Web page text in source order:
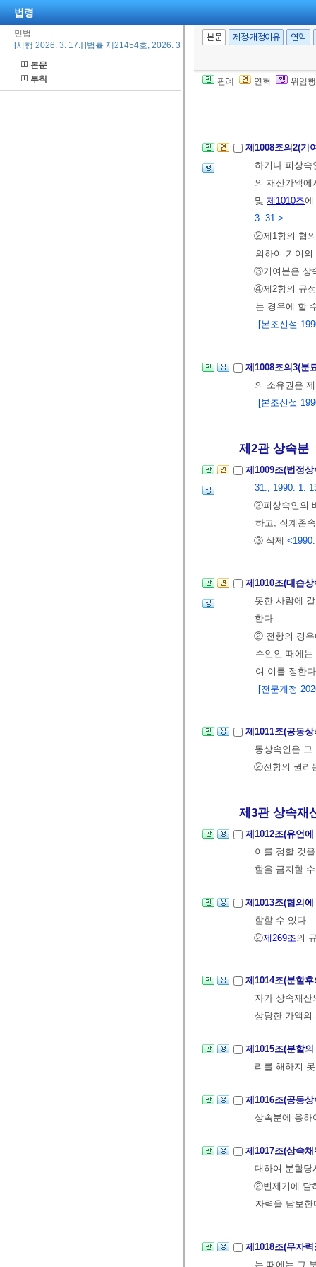
법령
민법
[시행 2026. 3. 17.] [법률 제21454호, 2026. 3. 17., 일부개정]
본문
부칙
본문 제정·개정이유 연혁
판례 연혁 위임
제1008조(특별
다만, 증여나
제1008조의2(기
하거나 피상속
의 재산가액
및 제1010조에
3. 31.>
②제1항의 협
의하여 기여
③기여분은 상
④제2항의 규
는 경우에 할
[본조신설
제1008조의3(분
의 소유권은
[본조신설
제2관 상속분
제1009조(법정
31., 1990. 1.
②피상속인의
하고, 직계존
③ 삭제
제1010조(대습
못한 사람에
한다.
② 전항의 경
수인인 때에
여 이를 정한
[전문개정
제1011조(공동
동상속인은
②전항의 권리
제3관 상속재
제1012조(유언
이를 정할 것
할을 금지할
제1013조(협의
할할 수 있다.
②제269조의
제1014조(분할
자가 상속재
상당한 가액의
제1015조(분할
리를 해하지
제1016조(공동
상속분에 응하
제1017조(상속
대하여 분할당
②변제기에 달
자력을 담보한
제1018조(무자
는 때에는 그